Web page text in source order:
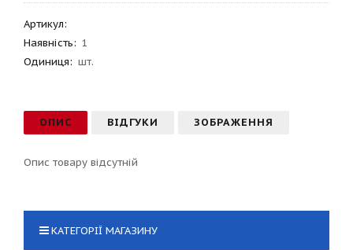
Артикул:
Наявність: 1
Одиниця: шт.
ОПИС ВІДГУКИ ЗОБРАЖЕННЯ
Опис товару відсутній
КАТЕГОРІЇ МАГАЗИНУ